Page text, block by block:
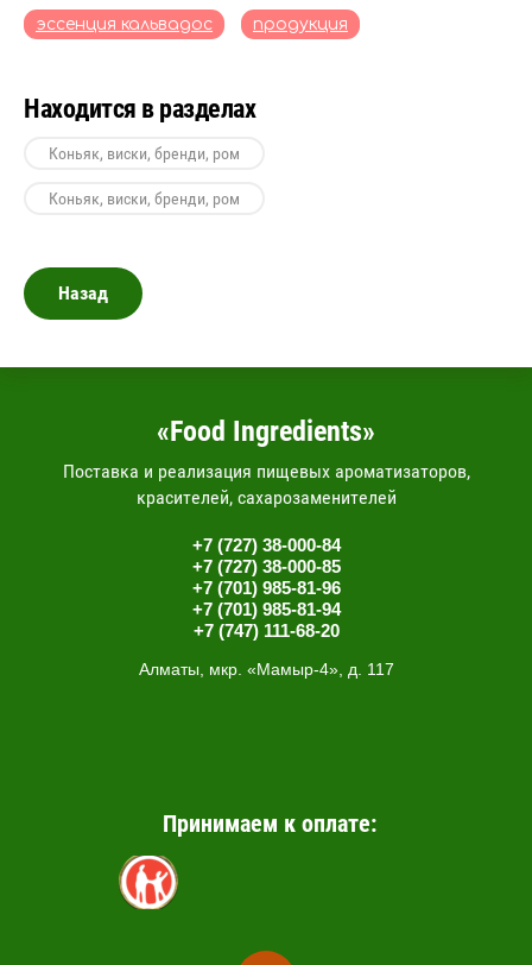
эссенция кальвадос продукция
Находится в разделах
Коньяк, виски, бренди, ром
Коньяк, виски, бренди, ром
Назад
«Food Ingredients»
Поставка и реализация пищевых ароматизаторов,
красителей, сахарозаменителей
+7 (727) 38-000-84
+7 (727) 38-000-85
+7 (701) 985-81-96
+7 (701) 985-81-94
+7 (747) 111-68-20
Алматы, мкр. «Мамыр-4», д. 117
Принимаем к оплате: